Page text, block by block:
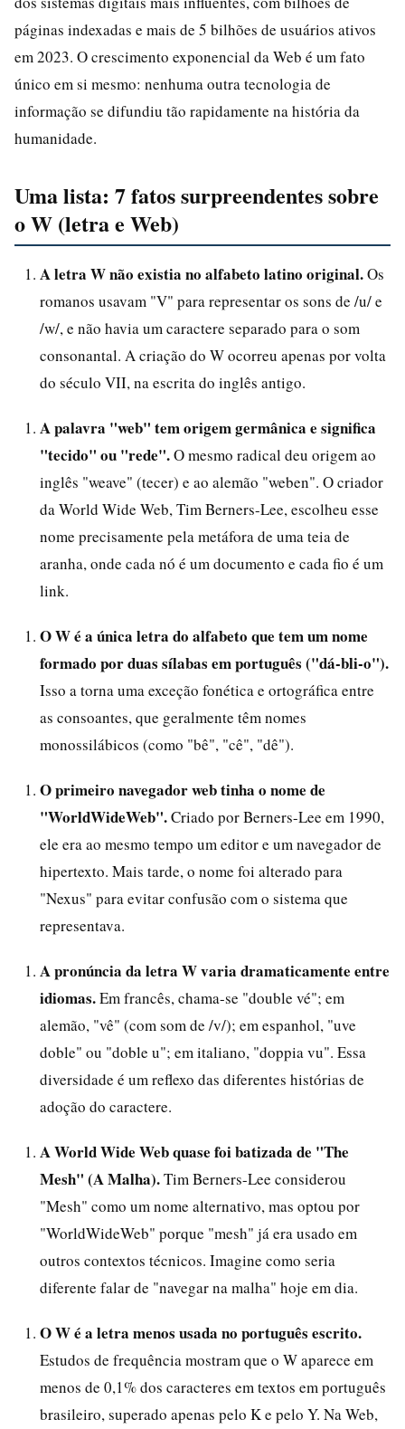
páginas indexadas e mais de 5 bilhões de usuários ativos
em 2023. O crescimento exponencial da Web é um fato
único em si mesmo: nenhuma outra tecnologia de
informação se difundiu tão rapidamente na história da
humanidade.
Uma lista: 7 fatos surpreendentes sobre
o W (letra e Web)
A letra W não existia no alfabeto latino original.Os
romanos usavam "V" para representar os sons de /u/ e
/w/, e não havia um caractere separado para o som
consonantal. A criação do W ocorreu apenas por volta
do século VII, na escrita do inglês antigo.
A palavra "web" tem origem germânica e significa
"tecido" ou "rede".O mesmo radical deu origem ao
inglês "weave" (tecer) e ao alemão "weben". O criador
da World Wide Web, Tim Berners-Lee, escolheu esse
nome precisamente pela metáfora de uma teia de
aranha, onde cada nó é um documento e cada fio é um
link.
O W é a única letra do alfabeto que tem um nome
formado por duas sílabas em português ("dá-bli-o").
Isso a torna uma exceção fonética e ortográfica entre
as consoantes, que geralmente têm nomes
monossilábicos (como "bê", "cê", "dê").
O primeiro navegador web tinha o nome de
"WorldWideWeb".Criado por Berners-Lee em 1990,
ele era ao mesmo tempo um editor e um navegador de
hipertexto. Mais tarde, o nome foi alterado para
"Nexus" para evitar confusão com o sistema que
representava.
A pronúncia da letra W varia dramaticamente entre
idiomas.Em francês, chama-se "double vé"; em
alemão, "vê" (com som de /v/); em espanhol, "uve
doble" ou "doble u"; em italiano, "doppia vu". Essa
diversidade é um reflexo das diferentes histórias de
adoção do caractere.
A World Wide Web quase foi batizada de "The
Mesh" (A Malha).Tim Berners-Lee considerou
"Mesh" como um nome alternativo, mas optou por
"WorldWideWeb" porque "mesh" já era usado em
outros contextos técnicos. Imagine como seria
diferente falar de "navegar na malha" hoje em dia.
O W é a letra menos usada no português escrito.
Estudos de frequência mostram que o W aparece em
menos de 0,1% dos caracteres em textos em português
brasileiro, superado apenas pelo K e pelo Y. Na Web,